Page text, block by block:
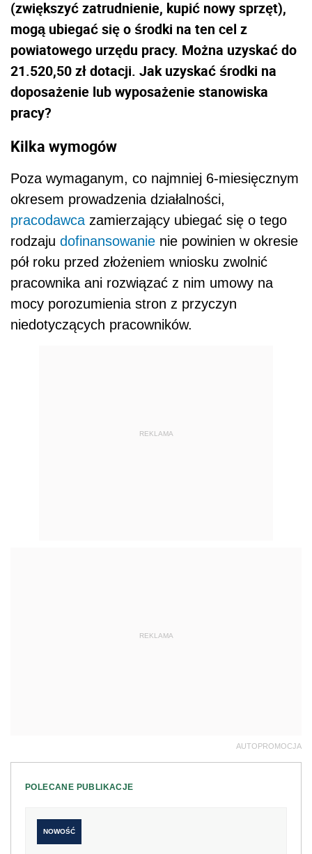
(zwiększyć zatrudnienie, kupić nowy sprzęt),
mogą ubiegać się o środki na ten cel z
powiatowego urzędu pracy. Można uzyskać do
21.520,50 zł dotacji. Jak uzyskać środki na
doposażenie lub wyposażenie stanowiska
pracy?
Kilka wymogów
Poza wymaganym, co najmniej 6-miesięcznym
okresem prowadzenia działalności,
pracodawca zamierzający ubiegać się o tego
rodzaju dofinansowanie nie powinien w okresie
pół roku przed złożeniem wniosku zwolnić
pracownika ani rozwiązać z nim umowy na
mocy porozumienia stron z przyczyn
niedotyczących pracowników.
REKLAMA
REKLAMA
AUTOPROMOCJA
POLECANE PUBLIKACJE
NOWOŚĆ